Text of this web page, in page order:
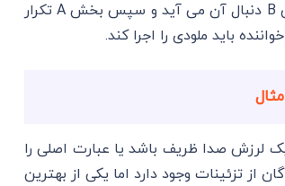
موسیقی با دا کاپو شکل سه تایی یا سه بخشی دارد. یک بخش A دارد و بخش B دنبال آن می آید و سپس بخش A تکرار
باید ملودی را اجرا کند.
لرزش صدا ظریف باشد یا عبارت اصلی را
از تزئینات وجود دارد اما یکی از بهترین